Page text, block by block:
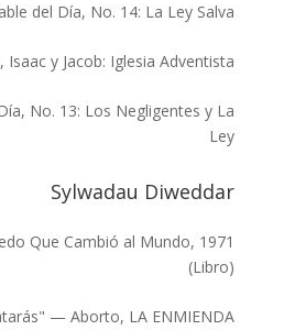
del Día, No. 14: La Ley Salva
y Jacob: Iglesia Adventista
No. 13: Los Negligentes y La
Ley
Sylwadau Diweddar
Que Cambió al Mundo, 1971
(Libro)
— Aborto, LA ENMIENDA